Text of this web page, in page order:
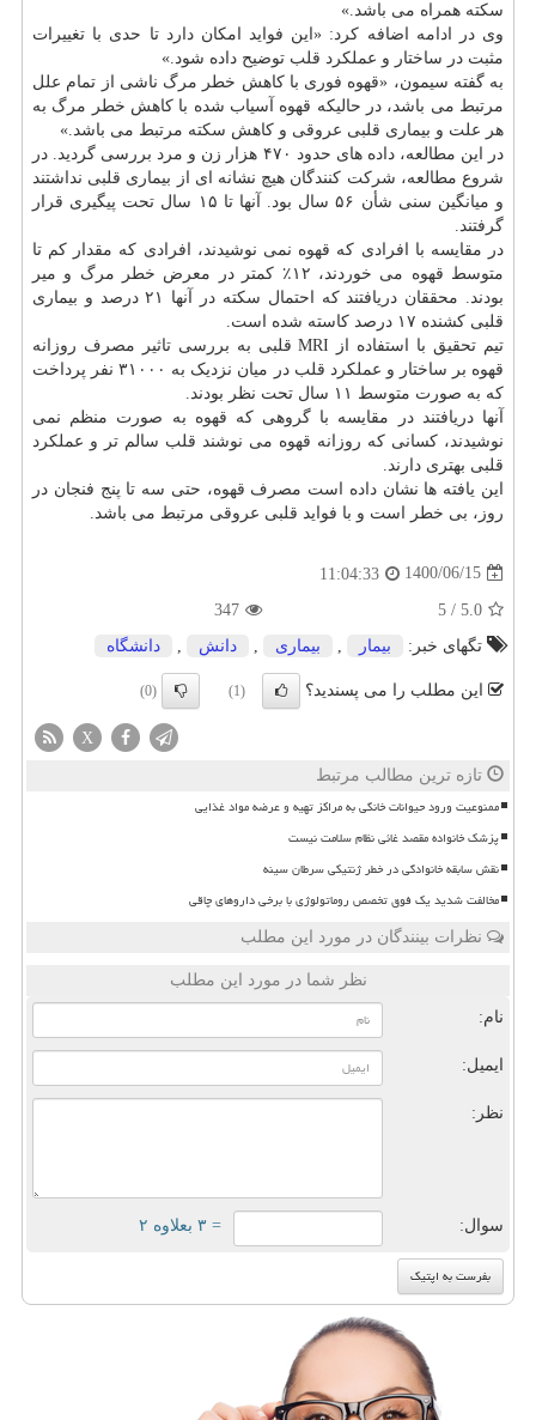
سکته همراه می باشد.»
وی در ادامه اضافه کرد: «این فواید امکان دارد تا حدی با تغییرات
مثبت در ساختار و عملکرد قلب توضیح داده شود.»
به گفته سیمون، «قهوه فوری با کاهش خطر مرگ ناشی از تمام علل
مرتبط می باشد، در حالیکه قهوه آسیاب شده با کاهش خطر مرگ به
هر علت و بیماری قلبی عروقی و کاهش سکته مرتبط می باشد.»
در این مطالعه، داده های حدود ۴۷۰ هزار زن و مرد بررسی گردید. در
شروع مطالعه، شرکت کنندگان هیچ نشانه ای از بیماری قلبی نداشتند
و میانگین سنی شأن ۵۶ سال بود. آنها تا ۱۵ سال تحت پیگیری قرار
گرفتند.
در مقایسه با افرادی که قهوه نمی نوشیدند، افرادی که مقدار کم تا
متوسط قهوه می خوردند، ۱۲٪ کمتر در معرض خطر مرگ و میر
بودند. محققان دریافتند که احتمال سکته در آنها ۲۱ درصد و بیماری
قلبی کشنده ۱۷ درصد کاسته شده است.
تیم تحقیق با استفاده از MRI قلبی به بررسی تاثیر مصرف روزانه
قهوه بر ساختار و عملکرد قلب در میان نزدیک به ۳۱۰۰۰ نفر پرداخت
که به صورت متوسط ۱۱ سال تحت نظر بودند.
آنها دریافتند در مقایسه با گروهی که قهوه به صورت منظم نمی
نوشیدند، کسانی که روزانه قهوه می نوشند قلب سالم تر و عملکرد
قلبی بهتری دارند.
این یافته ها نشان داده است مصرف قهوه، حتی سه تا پنج فنجان در
روز، بی خطر است و با فواید قلبی عروقی مرتبط می باشد.
1400/06/15
11:04:33
5.0
/
5
347
تگهای خبر:
بیمار بیماری دانش دانشگاه
این مطلب را می پسندید؟ (1)
(0)
X
تازه ترین مطالب مرتبط
ممنوعیت ورود حیوانات خانگی به مراکز تهیه و عرضه مواد غذایی
پزشک خانواده مقصد غائی نظام سلامت نیست
نقش سابقه خانوادگی در خطر ژنتیکی سرطان سینه
مخالفت شدید یک فوق تخصص روماتولوژی با برخی داروهای چاقی
نظرات بینندگان در مورد این مطلب
نظر شما در مورد این مطلب
نام:
ایمیل:
نظر:
سوال: = ۳ بعلاوه ۲